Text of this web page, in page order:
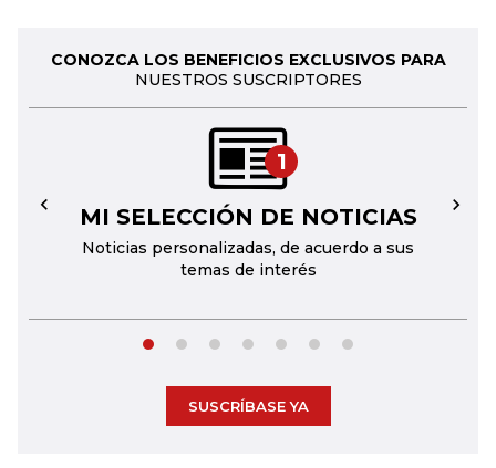
CONOZCA LOS BENEFICIOS EXCLUSIVOS PARA
NUESTROS SUSCRIPTORES
1
MI SELECCIÓN DE NOTICIAS
Noticias personalizadas, de acuerdo a sus
temas de interés
← →
SUSCRÍBASE YA